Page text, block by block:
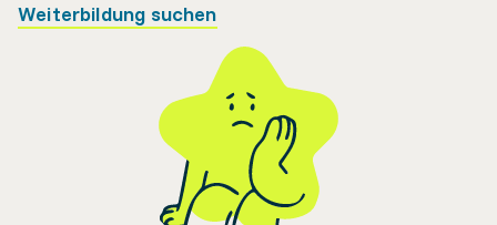
Weiterbildung suchen